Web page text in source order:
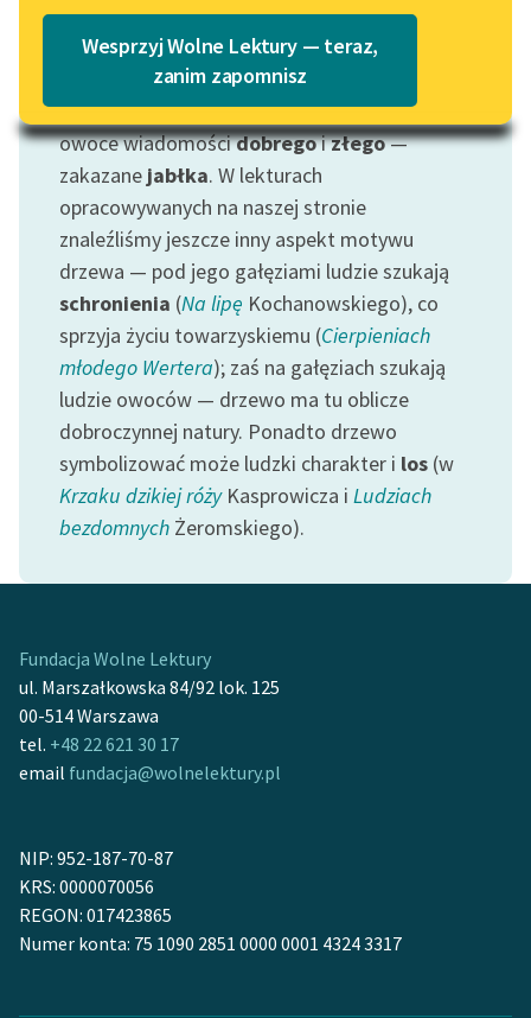
Lektury szkolne i klasyka
literatury do słuchania dla
uczennic i uczniów z
niepełnosprawnościami
E-kolekcja lektur
szkolnych i literatury do
słuchania dla uczennic i
uczniów z
niepełnosprawnościami
Feministyczne inspiracje.
Popularyzacja
skandynawskiej literatury
feministycznej
Ręce pełne poezji
Kolekcje edukacyjne
twórców przechodzących
Starego Testamentu
Odkurzamy bohaterów
Szkoła Poezji Wolnych
Lektur
Katalog w formacie PDF
Kontakt
O projekcie
Wesprzyj Wolne Lektury — teraz,
zanim zapomnisz
bywa obrazem łączności tego, coziemskie
tym, coniebiańskie, osią świata, drzewem
(taki obraz stanowi drzewo
kabalistyczne), wreszcie na drzewie rodzą się
owoce wiadomościdobregoizłego—
zakazane jabłka. W lekturach
opracowywanych na naszej stronie
znaleźliśmy jeszcze inny aspekt motywu
drzewa — pod jego gałęziami ludzie szukają
schronienia (Na lipę Kochanowskiego), co
sprzyja życiu towarzyskiemu (Cierpieniach
młodego Wertera); zaś na gałęziach szukają
ludzie owoców — drzewo ma tu oblicze
dobroczynnej natury. Ponadto drzewo
symbolizować może ludzki charakter i los (w
Krzaku dzikiej różyKasprowicza i Ludziach
bezdomnych Żeromskiego).
Fundacja Wolne Lektury
ul. Marszałkowska 84/92 lok. 125
00-514 Warszawa
tel. +48 22 621 30 17
email fundacja@wolnelektury.pl
NIP: 952-187-70-87
KRS: 0000070056
REGON: 017423865
Numer konta: 75 1090 2851 0000 0001 4324 3317